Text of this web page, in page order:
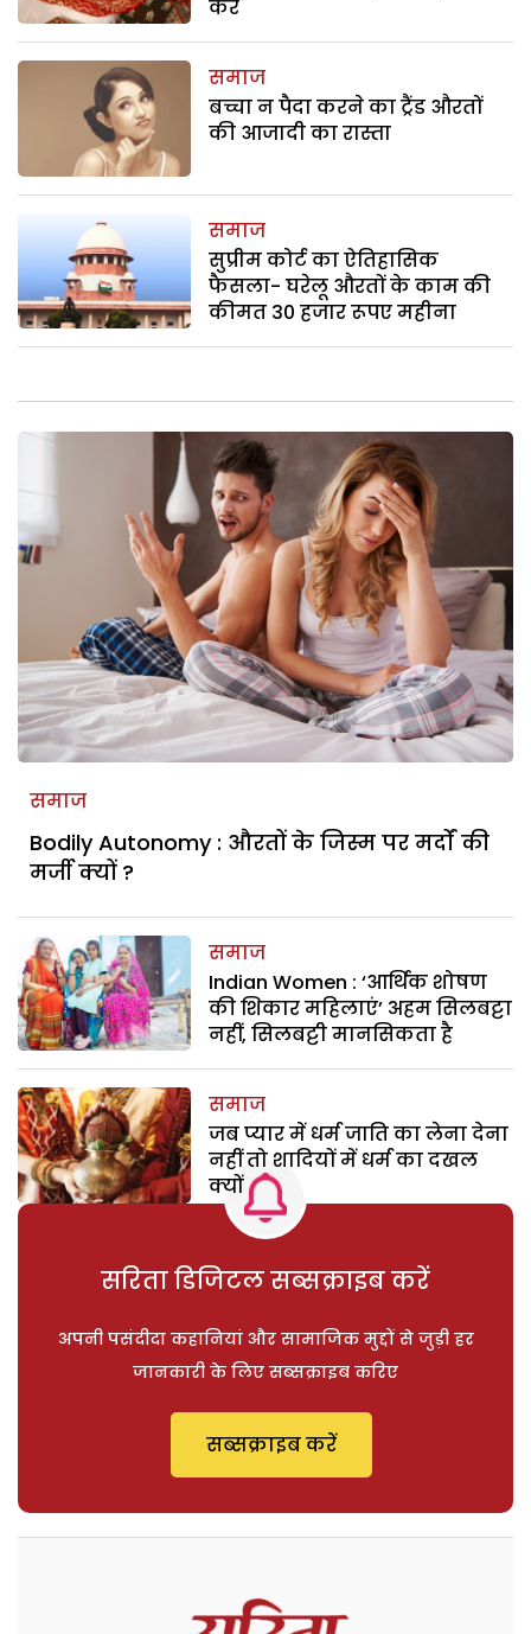
करें
समाज
बच्चा न पैदा करने का ट्रैंड औरतों
की आजादी का रास्ता
समाज
सुप्रीम कोर्ट का ऐतिहासिक
फैसला- घरेलू औरतों के काम की
कीमत 30 हजार रूपए महीना
समाज
Bodily Autonomy : औरतों के जिस्म पर मर्दों की
मर्जी क्यों ?
समाज
Indian Women : ‘आर्थिक शोषण
की शिकार महिलाएं’ अहम सिलबट्टा
नहीं, सिलबट्टी मानसिकता है
समाज
जब प्यार में धर्म जाति का लेना देना
नहीं तो शादियों में धर्म का दखल
क्यों
सरिता डिजिटल सब्सक्राइब करें
अपनी पसंदीदा कहानियां और सामाजिक मुद्दों से जुड़ी हर
जानकारी के लिए सब्सक्राइब करिए
सब्सक्राइब करें